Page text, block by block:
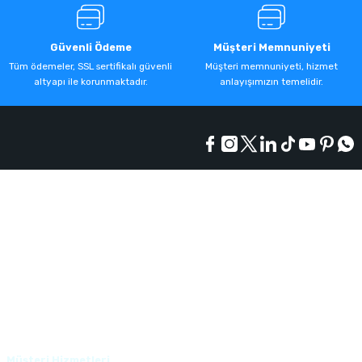
Güvenli Ödeme
Tüm ödemeler, SSL sertifikalı güvenli
altyapı ile korunmaktadır.
Müşteri Memnuniyeti
Müşteri memnuniyeti, hizmet
anlayışımızın temelidir.